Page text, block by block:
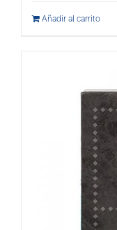
Añadir al carrito